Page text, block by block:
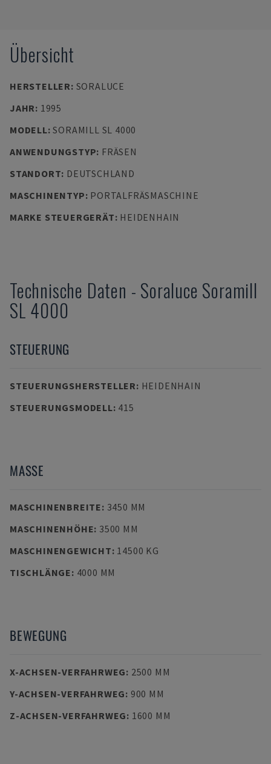
Übersicht
HERSTELLER: SORALUCE
JAHR: 1995
MODELL:SORAMILL SL 4000
ANWENDUNGSTYP: FRÄSEN
STANDORT: DEUTSCHLAND
MASCHINENTYP: PORTALFRÄSMASCHINE
MARKE STEUERGERÄT: HEIDENHAIN
Technische Daten - Soraluce Soramill
SL 4000
STEUERUNG
STEUERUNGSHERSTELLER: HEIDENHAIN
STEUERUNGSMODELL: 415
MASSE
MASCHINENBREITE: 3450 MM
MASCHINENHÖHE: 3500 MM
MASCHINENGEWICHT: 14500 KG
TISCHLÄNGE: 4000 MM
BEWEGUNG
X-ACHSEN-VERFAHRWEG: 2500 MM
Y-ACHSEN-VERFAHRWEG: 900 MM
Z-ACHSEN-VERFAHRWEG: 1600 MM